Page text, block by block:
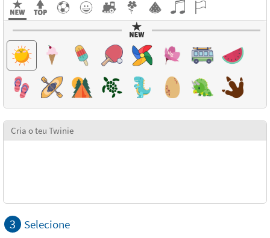
Texturas
Cria o teu Twinie
3 Selecione